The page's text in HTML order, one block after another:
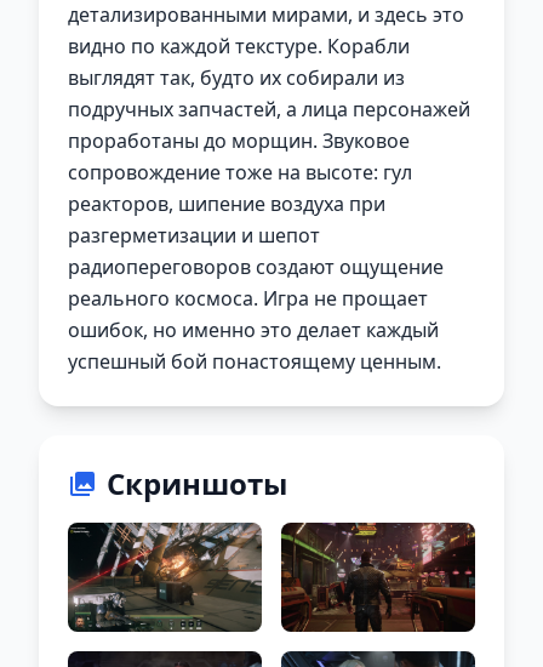
детализированными мирами, и здесь это
видно по каждой текстуре. Корабли
выглядят так, будто их собирали из
подручных запчастей, а лица персонажей
проработаны до морщин. Звуковое
сопровождение тоже на высоте: гул
реакторов, шипение воздуха при
разгерметизации и шепот
радиопереговоров создают ощущение
реального космоса. Игра не прощает
ошибок, но именно это делает каждый
успешный бой понастоящему ценным.
Скриншоты